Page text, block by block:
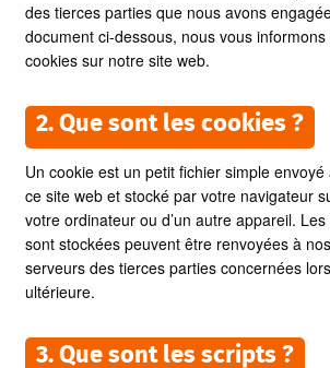
des tierces parties que nous avons
document ci-dessous, nous vous informons
cookies sur notre site web.
2. Que sont les cookies ?
Un cookie est un petit fichier simple
ce site web et stocké par votre navigateur
votre ordinateur ou d’un autre appareil.
sont stockées peuvent être renvoyées à
serveurs des tierces parties concernées
ultérieure.
3. Que sont les scripts ?